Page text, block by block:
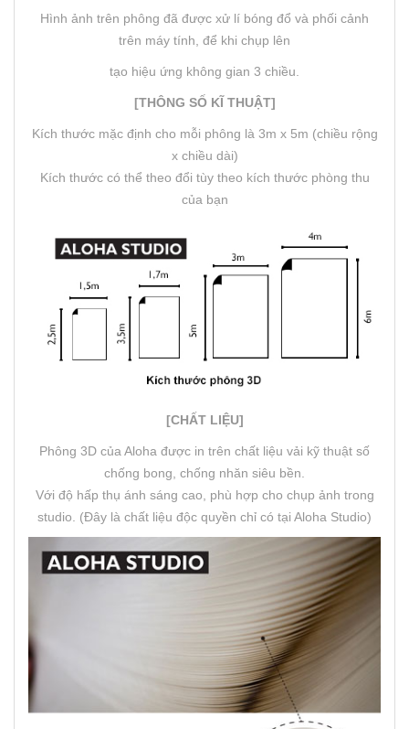
Hình ảnh trên phông đã được xử lí bóng đổ và phối cảnh
trên máy tính, để khi chụp lên
tạo hiệu ứng không gian 3 chiều.
[THÔNG SỐ KĨ THUẬT]
Kích thước mặc định cho mỗi phông là 3m x 5m (chiều rộng
x chiều dài)
Kích thước có thể theo đổi tùy theo kích thước phòng thu
của bạn
[CHẤT LIỆU]
Phông 3D của Aloha được in trên chất liệu vải kỹ thuật số
chống bong, chống nhăn siêu bền.
Với độ hấp thụ ánh sáng cao, phù hợp cho chụp ảnh trong
studio. (Đây là chất liệu độc quyền chỉ có tại Aloha Studio)